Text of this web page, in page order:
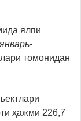
ялпи
томонидан
ҳажми 226,7